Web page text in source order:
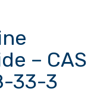
– CAS
33-3